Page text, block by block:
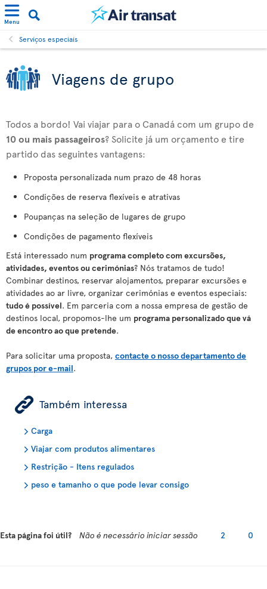
Menu
Serviços especiais
Viagens de grupo
Todos a bordo! Vai viajar para o Canadá com um grupo de
10 ou mais passageiros? Solicite já um orçamento e tire
partido das seguintes vantagens:
Proposta personalizada num prazo de 48 horas
Condições de reserva flexíveis e atrativas
Poupanças na seleção de lugares de grupo
Condições de pagamento flexíveis
Está interessado num programa completo com excursões,
atividades, eventos ou cerimónias? Nós tratamos de tudo!
Combinar destinos, reservar alojamentos, preparar excursões e
atividades ao ar livre, organizar cerimónias e eventos especiais:
tudo é possível. Em parceria com a nossa empresa de gestão de
destinos local, propomos-lhe um programa personalizado que vá
de encontro ao que pretende.
Para solicitar uma proposta, contacte o nosso departamento de
grupos por e-mail.
ÿ Também interessa
Carga
Viajar com produtos alimentares
Restrição - Itens regulados
peso e tamanho o que pode levar consigo
Esta página foi útil? Não é necessário iniciar sessão 2 0